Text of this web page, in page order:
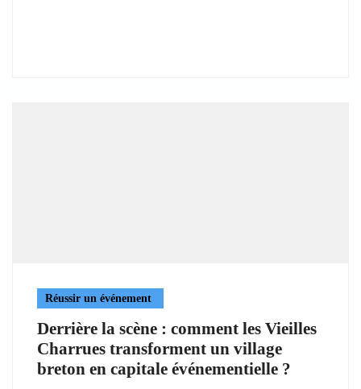
Réussir un événement
Derrière la scène : comment les Vieilles
Charrues transforment un village
breton en capitale événementielle ?